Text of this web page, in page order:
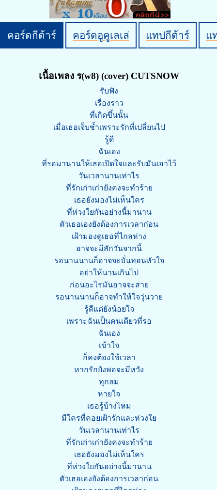
คอร์ดกีต้าร์ คอร์ดอูคูเลเล่ แทปกีต้าร์ แ
เนื้อเพลง ร(w8) (cover) CUTSNOW
รับฟัง
เรื่องราว
ที่เกิดขึ้นนั้น
เมื่อเธอเจ็บช้ำเพราะรักที่เปลี่ยนไป
รู้ดี
ฉันเอง
ที่รอมานานให้เธอเปิดใจและรับมันเอาไว้
วันเวลานานเท่าไร
ที่รักเก่าเก่ายังคงจะทำร้าย
เธอยังมองไม่เห็นใคร
ที่ห่วงใยกันอย่างนี้มานาน
ตัวเธอเองยังต้องการเวลาก่อน
เฝ้ามองดูเธอที่ไกลห่าง
อาจจะมีสักวันจากนี้
รอนานนานก็อาจจะบั่นทอนหัวใจ
อย่าให้นานเกินไป
ก่อนอะไรมันอาจจะสาย
รอนานนานก็อาจทำให้ใจวุ่นวาย
รู้ดีแต่ยังน้อยใจ
เพราะฉันเป็นคนเดียวที่รอ
ฉันเอง
เข้าใจ
ก็คงต้องใช้เวลา
หากรักยังพอจะมีหวัง
ทุกลม
หายใจ
เธอรู้บ้างไหม
มีใครที่คอยเฝ้ารักและห่วงใย
วันเวลานานเท่าไร
ที่รักเก่าเก่ายังคงจะทำร้าย
เธอยังมองไม่เห็นใคร
ที่ห่วงใยกันอย่างนี้มานาน
ตัวเธอเองยังต้องการเวลาก่อน